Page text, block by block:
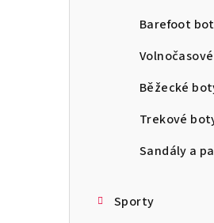
Barefoot
Běžecké
Trekové
Sandály a
Sporty